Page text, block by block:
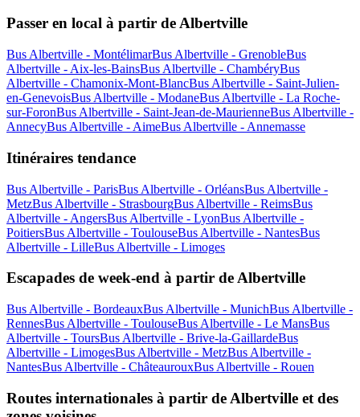
Passer en local à partir de Albertville
Bus Albertville - MontélimarBus Albertville - GrenobleBus
Albertville - Aix-les-BainsBus Albertville - ChambéryBus
Albertville - Chamonix-Mont-BlancBus Albertville - Saint-Julien-
en-GenevoisBus Albertville - ModaneBus Albertville - La Roche-
sur-ForonBus Albertville - Saint-Jean-de-MaurienneBus Albertville -
AnnecyBus Albertville - AimeBus Albertville - Annemasse
Itinéraires tendance
Bus Albertville - ParisBus Albertville - OrléansBus Albertville -
MetzBus Albertville - StrasbourgBus Albertville - ReimsBus
Albertville - AngersBus Albertville - LyonBus Albertville -
PoitiersBus Albertville - ToulouseBus Albertville - NantesBus
Albertville - LilleBus Albertville - Limoges
Escapades de week-end à partir de Albertville
Bus Albertville - BordeauxBus Albertville - MunichBus Albertville -
RennesBus Albertville - ToulouseBus Albertville - Le MansBus
Albertville - ToursBus Albertville - Brive-la-GaillardeBus
Albertville - LimogesBus Albertville - MetzBus Albertville -
NantesBus Albertville - ChâteaurouxBus Albertville - Rouen
Routes internationales à partir de Albertville et des